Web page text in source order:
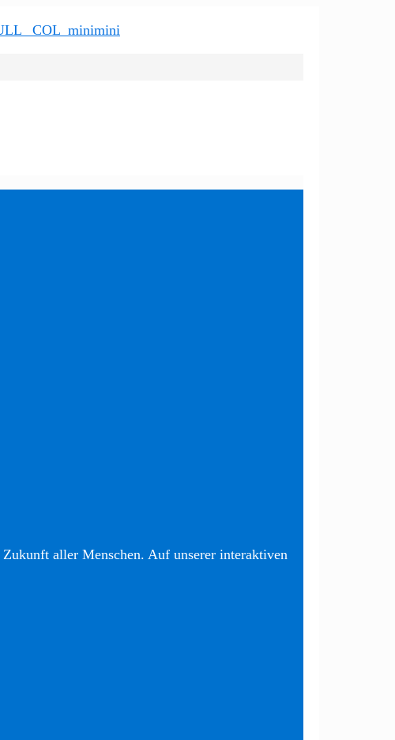
aller Menschen. Auf unserer interaktiven